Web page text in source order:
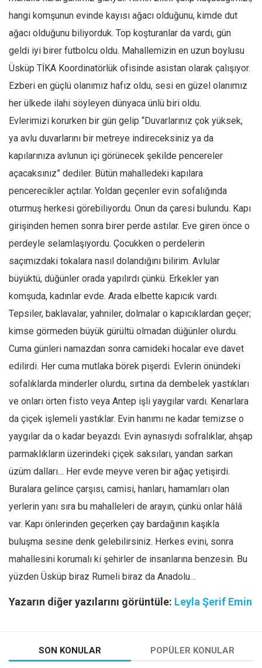
hangi komşunun evinde kayısı ağacı olduğunu, kimde dut
ağacı olduğunu biliyorduk. Top koşturanlar da vardı, gün
geldi iyi birer futbolcu oldu. Mahallemizin en uzun boylusu
Üsküp TİKA Koordinatörlük ofisinde asistan olarak çalışıyor.
Ezberi en güçlü olanımız hafız oldu, sesi en güzel olanımız
her ülkede ilahi söyleyen dünyaca ünlü biri oldu.
Evlerimizi korurken bir gün gelip “Duvarlarınız çok yüksek,
ya avlu duvarlarını bir metreye indireceksiniz ya da
kapılarınıza avlunun içi görünecek şekilde pencereler
açacaksınız” dediler. Bütün mahalledeki kapılara
pencerecikler açtılar. Yoldan geçenler evin sofalığında
oturmuş herkesi görebiliyordu. Onun da çaresi bulundu. Kapı
girişinden hemen sonra birer perde astılar. Eve giren önce o
perdeyle selamlaşıyordu. Çocukken o perdelerin
saçımızdaki tokalara nasıl dolandığını bilirim. Avlular
büyüktü, düğünler orada yapılırdı çünkü. Erkekler yan
komşuda, kadınlar evde. Arada elbette kapıcık vardı.
Tepsiler, baklavalar, yahniler, dolmalar o kapıcıklardan geçer;
kimse görmeden büyük gürültü olmadan düğünler olurdu.
Cuma günleri namazdan sonra camideki hocalar eve davet
edilirdi. Her cuma mutlaka börek pişerdi. Evlerin önündeki
sofalıklarda minderler olurdu, sırtına da dembelek yastıkları
ve onları örten fisto veya Antep işli yaygılar vardı. Kenarlara
da çiçek işlemeli yastıklar. Evin hanımı ne kadar temizse o
yaygılar da o kadar beyazdı. Evin aynasıydı sofralıklar, ahşap
parmaklıkların üzerindeki çiçek saksıları, yandan sarkan
üzüm dalları… Her evde meyve veren bir ağaç yetişirdi.
Buralara gelince çarşısı, camisi, hanları, hamamları olan
yerlerin yanı sıra bu mahalleleri de arayın, çünkü onlar hâlâ
var. Kapı önlerinden geçerken çay bardağının kaşıkla
buluşma sesine denk gelebilirsiniz. Herkes evini, sonra
mahallesini korumalı ki şehirler de insanlarına benzesin. Bu
yüzden Üsküp biraz Rumeli biraz da Anadolu…
Yazarın diğer yazılarını görüntüle: Leyla Şerif Emin
SON KONULAR POPÜLER KONULAR